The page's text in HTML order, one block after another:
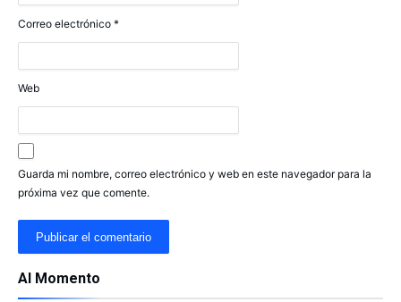
Correo electrónico *
Web
Guarda mi nombre, correo electrónico y web en este navegador para la
próxima vez que comente.
Al Momento